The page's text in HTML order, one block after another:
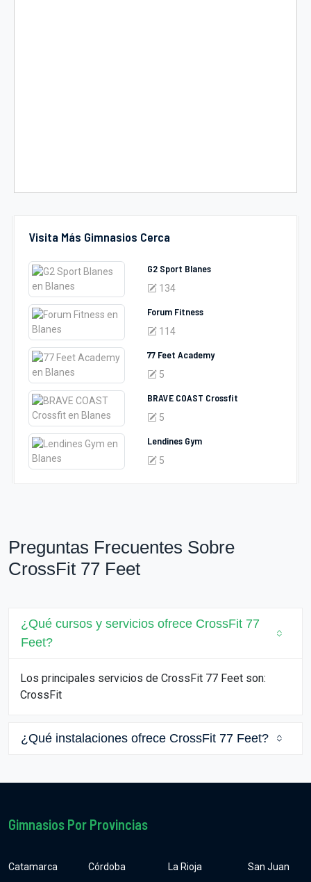
Visita Más Gimnasios Cerca
G2 Sport Blanes
134
Forum Fitness
114
77 Feet Academy
5
BRAVE COAST Crossfit
5
Lendines Gym
5
Preguntas Frecuentes Sobre
CrossFit 77 Feet
¿Qué cursos y servicios ofrece CrossFit 77
Feet?
Los principales servicios de CrossFit 77 Feet son:
CrossFit
¿Qué instalaciones ofrece CrossFit 77 Feet?
Gimnasios Por Provincias
Catamarca
Córdoba
La Rioja
San Juan